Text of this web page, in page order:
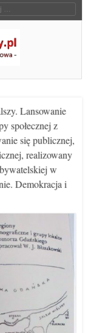
Lansowanie
społecznej z
się publicznej,
realizowany
w
Demokracja i